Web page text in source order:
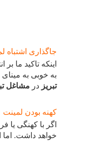
جاگذاری اشتباه
اینکه تاکید ما بر
به خوبی به
تبریز در مشاغل
کهنه بودن لمینت
خواهد داشت. اما